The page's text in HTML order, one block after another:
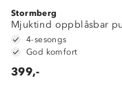
Stormberg
Mjuktind oppblåsbar
4-sesongs
God komfort
399,-